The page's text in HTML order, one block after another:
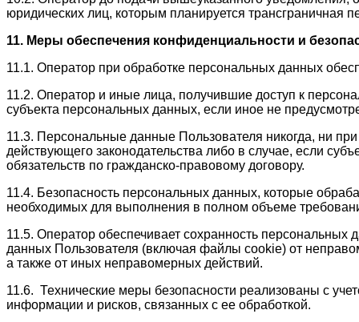
юридических лиц, которым планируется трансграничная
11. Меры обеспечения конфиденциальности и
11.1. Оператор при обработке персональных данных
11.2. Оператор и иные лица, получившие доступ к
субъекта персональных данных, если иное не
11.3. Персональные данные Пользователя никогда, ни
действующего законодательства либо в случае, если
обязательств по гражданско-правовому договору.
11.4. Безопасность персональных данных, которые
необходимых для выполнения в полном объеме
11.5. Оператор обеспечивает сохранность
данных Пользователя (включая файлы cookie) от
а также от иных неправомерных действий.
11.6. Технические меры безопасности реализованы с
информации и рисков, связанных с ее обработкой.